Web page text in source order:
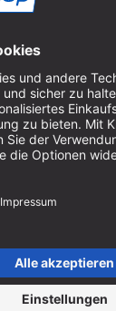
150 Euro
kann die MwSt. an